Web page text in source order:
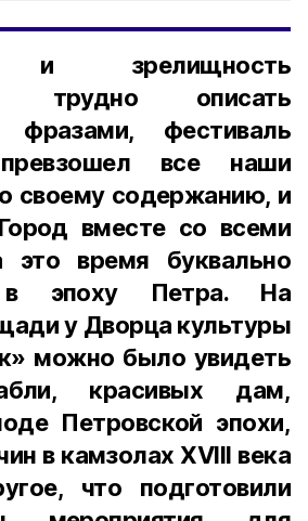
и зрелищность
трудно описать
фразами, фестиваль
все наши
своему содержанию, и
вместе со всеми
это время буквально
в эпоху Петра. На
у Дворца культуры
можно было увидеть
красивых дам,
Петровской эпохи,
в камзолах XVIII века
что подготовили